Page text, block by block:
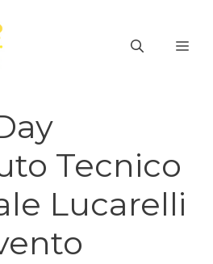
Tecnico
Lucarelli